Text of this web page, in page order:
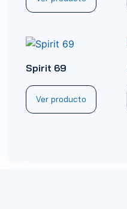
Spirit 69
Ver producto